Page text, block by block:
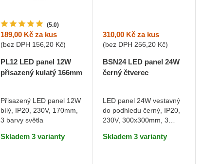
(5.0)
189,00 Kčza kus
(bez DPH 156,20 Kč)
PL12 LED panel 12W
přisazený kulatý 166mm
Přisazený LED panel 12W
bílý, IP20, 230V, 170mm,
3 barvy světla
Skladem 3 varianty
DO KOŠÍKU
310,00 Kč za kus
(bez DPH 256,20 Kč)
BSN24 LED panel 24W
černý čtverec
LED panel 24W vestavný
do podhledu černý, IP20,
230V, 300x300mm, 3
Skladem 3 varianty
DO KOŠÍKU